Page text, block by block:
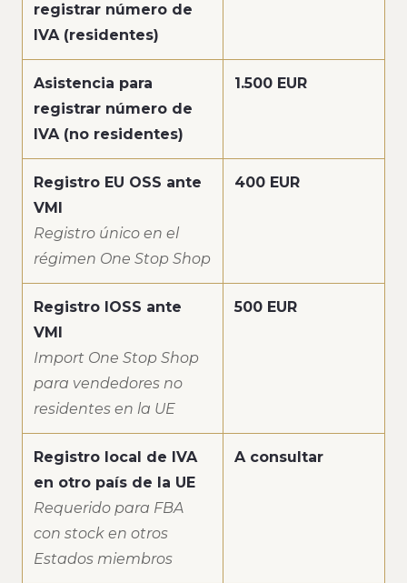
registrar número de
IVA (residentes)
Asistencia para
registrar número de
IVA (no residentes)
1.500 EUR
Registro EU OSS ante
VMI
Registro único en el
régimen One Stop Shop
400 EUR
Registro IOSS ante
VMI
Import One Stop Shop
para vendedores no
residentes en la UE
500 EUR
Registro local de IVA
en otro país de la UE
Requerido para FBA
con stock en otros
Estados miembros
A consultar